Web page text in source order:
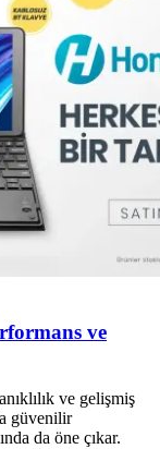
ve
ve gelişmiş
güvenilir
da öne çıkar.